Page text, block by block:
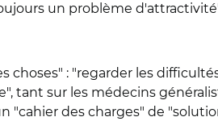
un problème
choses" : "regarder les
tant sur les médecins
"cahier des charges" de